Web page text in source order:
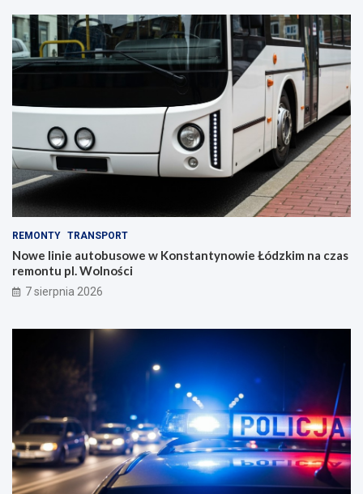
REMONTY TRANSPORT
Nowe linie autobusowe w Konstantynowie Łódzkim na czas
remontu pl. Wolności
7 sierpnia 2026